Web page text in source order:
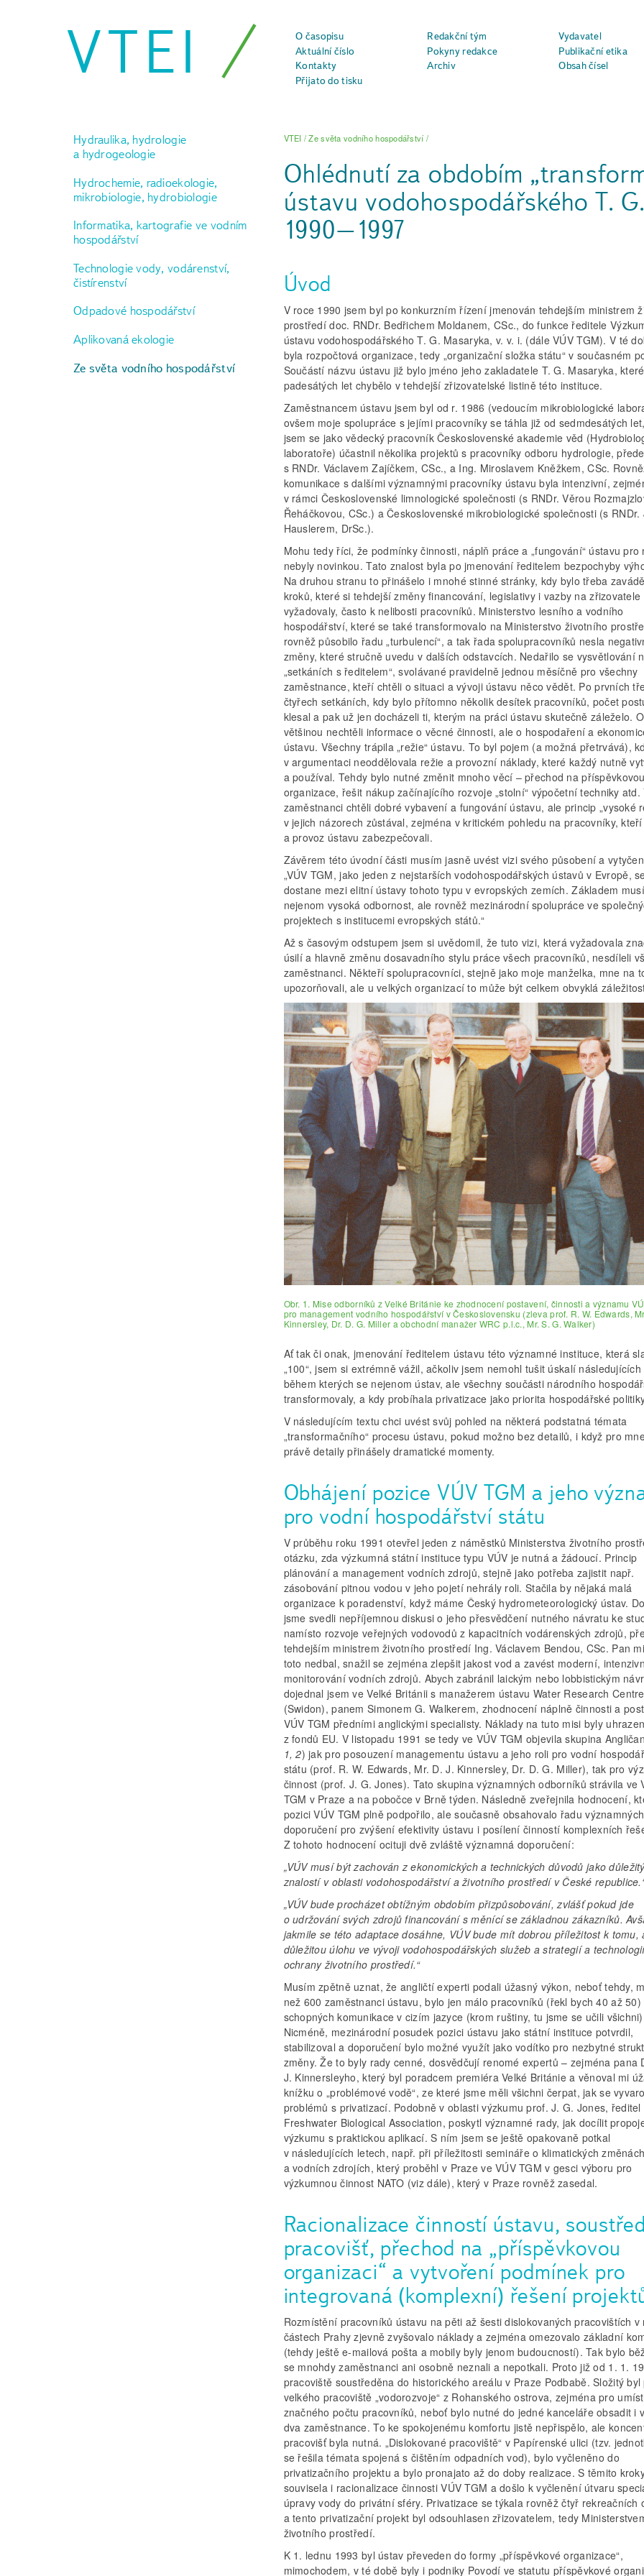
VTEI O časopisu Redakční tým
Vydavatel
Aktuální číslo
Pokyny redakce
Publikační etika
Kontakty
Archiv
Obsah čísel
Přijato do tisku
Hydraulika, hydrologie
a hydrogeologie
Hydrochemie, radioekologie,
mikrobiologie, hydrobiologie
Informatika, kartografie ve vodním
hospodářství
Technologie vody, vodárenství,
čistírenství
Odpadové hospodářství
Aplikovaná ekologie
Ze světa vodního hospodářství
VTEI /Ze světa vodního hospodářství /
Ohlédnutí za obdobím
ústavu vodohospodářského T.
1990–1997
Úvod
V roce 1990 jsem byl po konkurzním řízení jmenován tehdejším ministrem
prostředí doc. RNDr. Bedřichem Moldanem, CSc., do funkce ředitele
ústavu vodohospodářského T. G. Masaryka, v. v. i. (dále VÚV TGM). V té
byla rozpočtová organizace, tedy „organizační složka státu“ v současném
Součástí názvu ústavu již bylo jméno jeho zakladatele T. G. Masaryka,
padesátých let chybělo v tehdejší zřizovatelské listině této instituce.
Zaměstnancem ústavu jsem byl od r. 1986 (vedoucím mikrobiologické
ovšem moje spolupráce s jejími pracovníky se táhla již od sedmdesátých
jsem se jako vědecký pracovník Československé akademie věd
laboratoře) účastnil několika projektů s pracovníky odboru hydrologie,
s RNDr. Václavem Zajíčkem, CSc., a Ing. Miroslavem Kněžkem, CSc.
komunikace s dalšími významnými pracovníky ústavu byla intenzivní,
v rámci Československé limnologické společnosti (s RNDr. Věrou
Řeháčkovou, CSc.) a Československé mikrobiologické společnosti (s RNDr.
Hauslerem, DrSc.).
Mohu tedy říci, že podmínky činnosti, náplň práce a „fungování“ ústavu pro
nebyly novinkou. Tato znalost byla po jmenování ředitelem bezpochyby
Na druhou stranu to přinášelo i mnohé stinné stránky, kdy bylo třeba
kroků, které si tehdejší změny financování, legislativy i vazby na zřizovatele
vyžadovaly, často k nelibosti pracovníků. Ministerstvo lesního a vodního
hospodářství, které se také transformovalo na Ministerstvo životního
rovněž působilo řadu „turbulencí“, a tak řada spolupracovníků nesla
změny, které stručně uvedu v dalších odstavcích. Nedařilo se vysvětlování
„setkáních s ředitelem“, svolávané pravidelně jednou měsíčně pro všechny
zaměstnance, kteří chtěli o situaci a vývoji ústavu něco vědět. Po prvních
čtyřech setkáních, kdy bylo přítomno několik desítek pracovníků, počet
klesal a pak už jen docházeli ti, kterým na práci ústavu skutečně záleželo.
většinou nechtěli informace o věcné činnosti, ale o hospodaření a
ústavu. Všechny trápila „režie“ ústavu. To byl pojem (a možná přetrvává),
v argumentaci neoddělovala režie a provozní náklady, které každý nutně
a používal. Tehdy bylo nutné změnit mnoho věcí – přechod na
organizace, řešit nákup začínajícího rozvoje „stolní“ výpočetní techniky atd.
zaměstnanci chtěli dobré vybavení a fungování ústavu, ale princip „vysoké
v jejich názorech zůstával, zejména v kritickém pohledu na pracovníky,
a provoz ústavu zabezpečovali.
Závěrem této úvodní části musím jasně uvést vizi svého působení a
„VÚV TGM, jako jeden z nejstarších vodohospodářských ústavů v Evropě,
dostane mezi elitní ústavy tohoto typu v evropských zemích. Základem
nejenom vysoká odbornost, ale rovněž mezinárodní spolupráce ve
projektech s institucemi evropských států.“
Až s časovým odstupem jsem si uvědomil, že tuto vizi, která vyžadovala
úsilí a hlavně změnu dosavadního stylu práce všech pracovníků, nesdíleli
zaměstnanci. Někteří spolupracovníci, stejně jako moje manželka, mne na
upozorňovali, ale u velkých organizací to může být celkem obvyklá
Obr. 1. Mise odborníků z Velké Británie ke zhodnocení postavení, činnosti a významu
pro management vodního hospodářství v Československu (zleva prof. R. W. Edwards,
Kinnersley, Dr. D. G. Miller a obchodní manažer WRC p.l.c., Mr. S. G. Walker)
Ať tak či onak, jmenování ředitelem ústavu této významné instituce, která
„100“, jsem si extrémně vážil, ačkoliv jsem nemohl tušit úskalí
během kterých se nejenom ústav, ale všechny součásti národního
transformovaly, a kdy probíhala privatizace jako priorita hospodářské
V následujícím textu chci uvést svůj pohled na některá podstatná témata
„transformačního“ procesu ústavu, pokud možno bez detailů, i když pro
právě detaily přinášely dramatické momenty.
Obhájení pozice VÚV TGM a jeho
pro vodní hospodářství státu
V průběhu roku 1991 otevřel jeden z náměstků Ministerstva životního
otázku, zda výzkumná státní instituce typu VÚV je nutná a žádoucí. Princip
plánování a management vodních zdrojů, stejně jako potřeba zajistit např.
zásobování pitnou vodou v jeho pojetí nehrály roli. Stačila by nějaká malá
organizace k poradenství, když máme Český hydrometeorologický ústav.
jsme svedli nepříjemnou diskusi o jeho přesvědčení nutného návratu ke
namísto rozvoje veřejných vodovodů z kapacitních vodárenských zdrojů,
tehdejším ministrem životního prostředí Ing. Václavem Bendou, CSc. Pan
toto nedbal, snažil se zejména zlepšit jakost vod a zavést moderní,
monitorování vodních zdrojů. Abych zabránil laickým nebo lobbistickým
dojednal jsem ve Velké Británii s manažerem ústavu Water Research
(Swidon), panem Simonem G. Walkerem, zhodnocení náplně činnosti a
VÚV TGM předními anglickými specialisty. Náklady na tuto misi byly
z fondů EU. V listopadu 1991 se tedy ve VÚV TGM objevila skupina
1, 2) jak pro posouzení managementu ústavu a jeho roli pro vodní
státu (prof. R. W. Edwards, Mr. D. J. Kinnersley, Dr. D. G. Miller), tak pro
činnost (prof. J. G. Jones). Tato skupina významných odborníků strávila ve
TGM v Praze a na pobočce v Brně týden. Následně zveřejnila hodnocení,
pozici VÚV TGM plně podpořilo, ale současně obsahovalo řadu významných
doporučení pro zvýšení efektivity ústavu i posílení činností komplexních
Z tohoto hodnocení ocituji dvě zvláště významná doporučení:
„VÚV musí být zachován z ekonomických a technických důvodů jako
znalostí v oblasti vodohospodářství a životního prostředí v České
„VÚV bude procházet obtížným obdobím přizpůsobování, zvlášť pokud jde
o udržování svých zdrojů financování s měnící se základnou zákazníků.
jakmile se této adaptace dosáhne, VÚV bude mít dobrou příležitost k tomu,
důležitou úlohu ve vývoji vodohospodářských služeb a strategií a
ochrany životního prostředí.“
Musím zpětně uznat, že angličtí experti podali úžasný výkon, neboť tehdy,
než 600 zaměstnanci ústavu, bylo jen málo pracovníků (řekl bych 40 až 50)
schopných komunikace v cizím jazyce (krom ruštiny, tu jsme se učili
Nicméně, mezinárodní posudek pozici ústavu jako státní instituce potvrdil,
stabilizoval a doporučení bylo možné využít jako vodítko pro nezbytné
změny. Že to byly rady cenné, dosvědčují renomé expertů – zejména pana
J. Kinnersleyho, který byl poradcem premiéra Velké Británie a věnoval mi
knížku o „problémové vodě“, ze které jsme měli všichni čerpat, jak se
problémů s privatizací. Podobně v oblasti výzkumu prof. J. G. Jones, ředitel
Freshwater Biological Association, poskytl významné rady, jak docílit
výzkumu s praktickou aplikací. S ním jsem se ještě opakovaně potkal
v následujících letech, např. při příležitosti semináře o klimatických
a vodních zdrojích, který proběhl v Praze ve VÚV TGM v gesci výboru pro
výzkumnou činnost NATO (viz dále), který v Praze rovněž zasedal.
Racionalizace činností ústavu,
pracovišť, přechod na „příspěvkovou
organizaci“ a vytvoření podmínek pro
integrovaná (komplexní) řešení
Rozmístění pracovníků ústavu na pěti až šesti dislokovaných pracovištích v
částech Prahy zjevně zvyšovalo náklady a zejména omezovalo základní
(tehdy ještě e-mailová pošta a mobily byly jenom budoucností). Tak bylo
se mnohdy zaměstnanci ani osobně neznali a nepotkali. Proto již od 1. 1.
pracoviště soustředěna do historického areálu v Praze Podbabě. Složitý byl
velkého pracoviště „vodorozvoje“ z Rohanského ostrova, zejména pro
značného počtu pracovníků, neboť bylo nutné do jedné kanceláře obsadit i
dva zaměstnance. To ke spokojenému komfortu jistě nepřispělo, ale
pracovišť byla nutná. „Dislokované pracoviště“ v Papírenské ulici (tzv.
se řešila témata spojená s čištěním odpadních vod), bylo vyčleněno do
privatizačního projektu a bylo pronajato až do doby realizace. S těmito
souvisela i racionalizace činnosti VÚV TGM a došlo k vyčlenění útvaru
úpravy vody do privátní sféry. Privatizace se týkala rovněž čtyř rekreačních
a tento privatizační projekt byl odsouhlasen zřizovatelem, tedy
životního prostředí.
K 1. lednu 1993 byl ústav převeden do formy „příspěvkové organizace“,
mimochodem, v té době byly i podniky Povodí ve statutu příspěvkové